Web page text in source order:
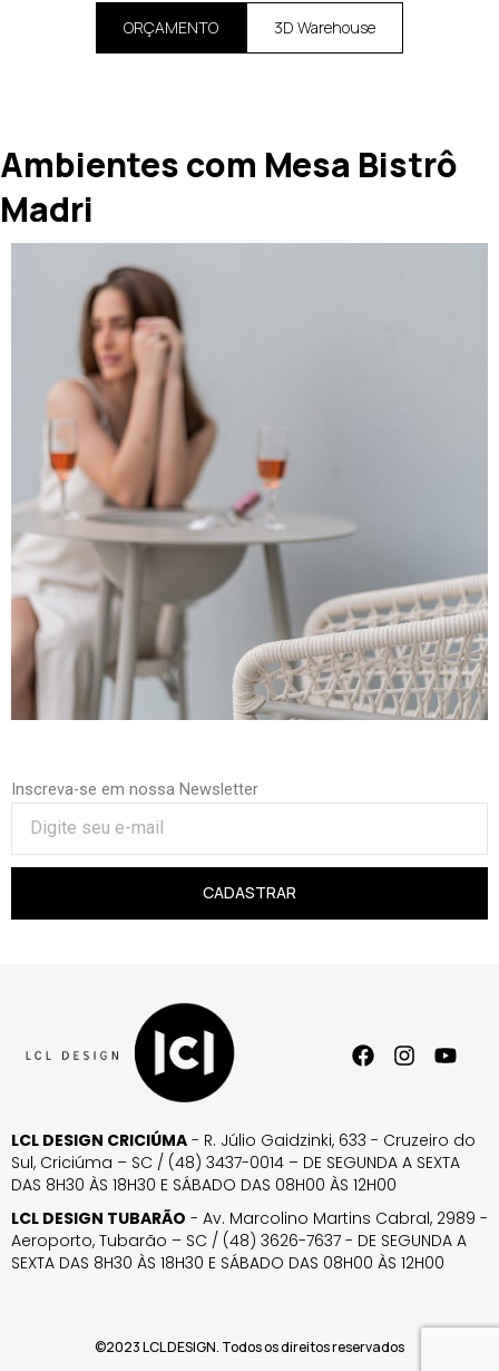
ORÇAMENTO 3D Warehouse
Ambientes com Mesa Bistrô
Madri
Inscreva-se em nossa Newsletter
CADASTRAR
LCL DESIGN CRICIÚMA - R. Júlio Gaidzinki, 633 - Cruzeiro do
Sul, Criciúma – SC / (48) 3437-0014 – DE SEGUNDA A SEXTA
DAS 8H30 ÀS 18H30 E SÁBADO DAS 08H00 ÀS 12H00
LCL DESIGN TUBARÃO - Av. Marcolino Martins Cabral, 2989 -
Aeroporto, Tubarão – SC / (48) 3626-7637 - DE SEGUNDA A
SEXTA DAS 8H30 ÀS 18H30 E SÁBADO DAS 08H00 ÀS 12H00
©2023 LCL DESIGN. Todos os direitos reservados